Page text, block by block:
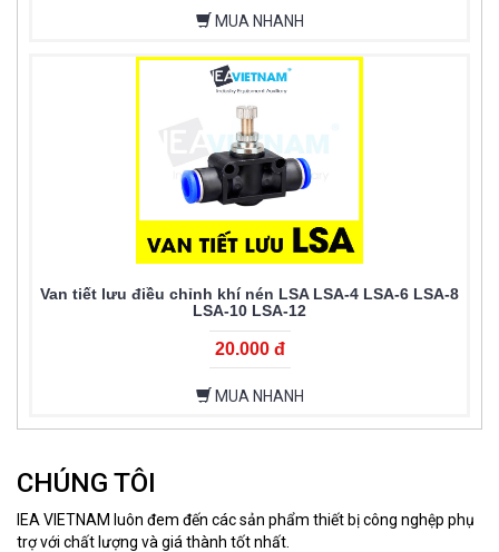
MUA NHANH
Van tiết lưu điều chỉnh khí nén LSA LSA-4 LSA-6 LSA-8
LSA-10 LSA-12
20.000 đ
MUA NHANH
CHÚNG TÔI
IEA VIETNAM luôn đem đến các sản phẩm thiết bị công nghệp phụ
trợ với chất lượng và giá thành tốt nhất.